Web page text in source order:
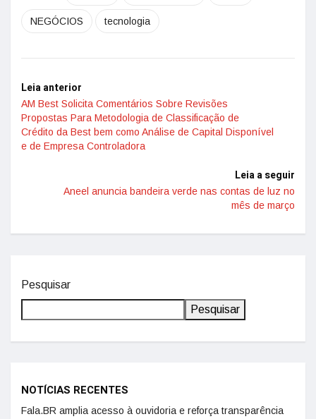
NEGÓCIOS tecnologia
Leia anterior
AM Best Solicita Comentários Sobre Revisões
Propostas Para Metodologia de Classificação de
Crédito da Best bem como Análise de Capital Disponível
e de Empresa Controladora
Leia a seguir
Aneel anuncia bandeira verde nas contas de luz no
mês de março
Pesquisar
Pesquisar
NOTÍCIAS RECENTES
Fala.BR amplia acesso à ouvidoria e reforça transparência